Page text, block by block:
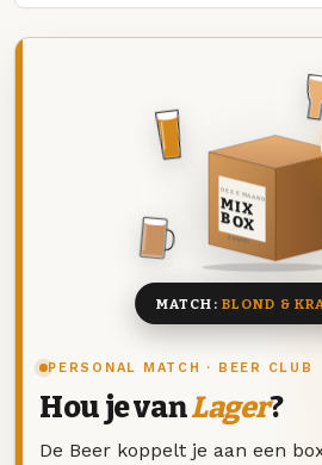
PERSONAL MATCH · BEER CLUB
Hou je vanLager?
De Beer koppelt je aan een
DEZE MAAND
MIX
BOX
8 BIEREN
MATCH: BLOND &